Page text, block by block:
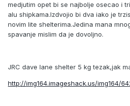
medjutim opet bi se najbolje osecao i
alu shipkama.Izdvojio bi dva iako je
novim lite shelterima.Jedina mana
spavanje mislim da je dovoljno.
JRC dave lane shelter 5 kg tezak,jak
http://img164.imageshack.us/img164/